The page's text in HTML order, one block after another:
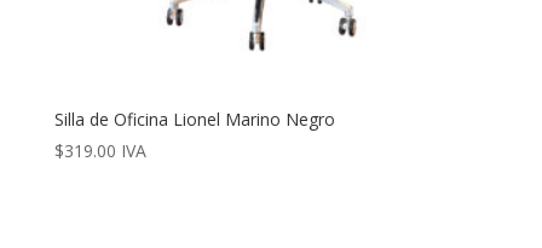
Silla de Oficina Lionel Marino Negro
$319.00 IVA